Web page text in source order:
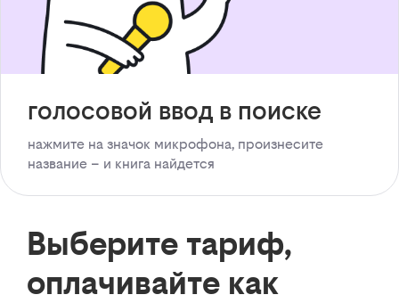
голосовой ввод в поиске
нажмите на значок микрофона, произнесите
название – и книга найдется
Выберите тариф,
оплачивайте как